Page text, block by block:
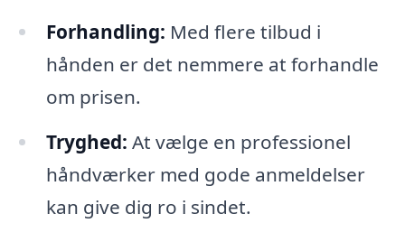
Forhandling: Med flere tilbud i
hånden er det nemmere at forhandle
om prisen.
Tryghed: At vælge en professionel
håndværker med gode anmeldelser
kan give dig ro i sindet.